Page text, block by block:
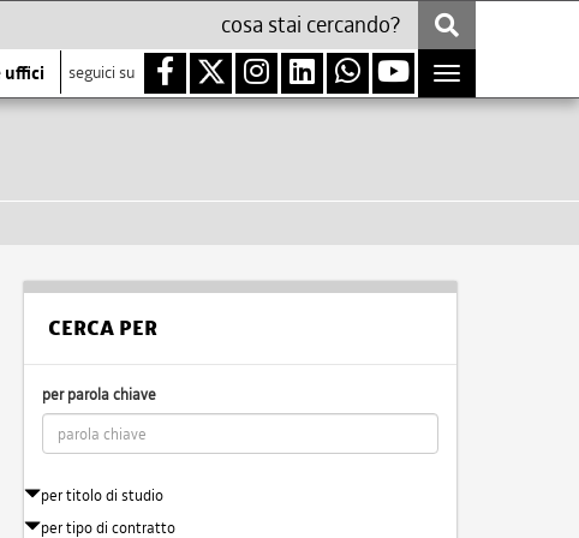
uffici seguici su
Toggle
navigation
CERCA PER
per parola chiave
per titolo di studio
per tipo di contratto